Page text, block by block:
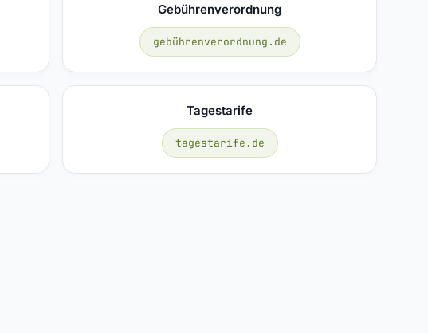
Gebührenverordnung
gebührenverordnung.de
Tagestarife
tagestarife.de